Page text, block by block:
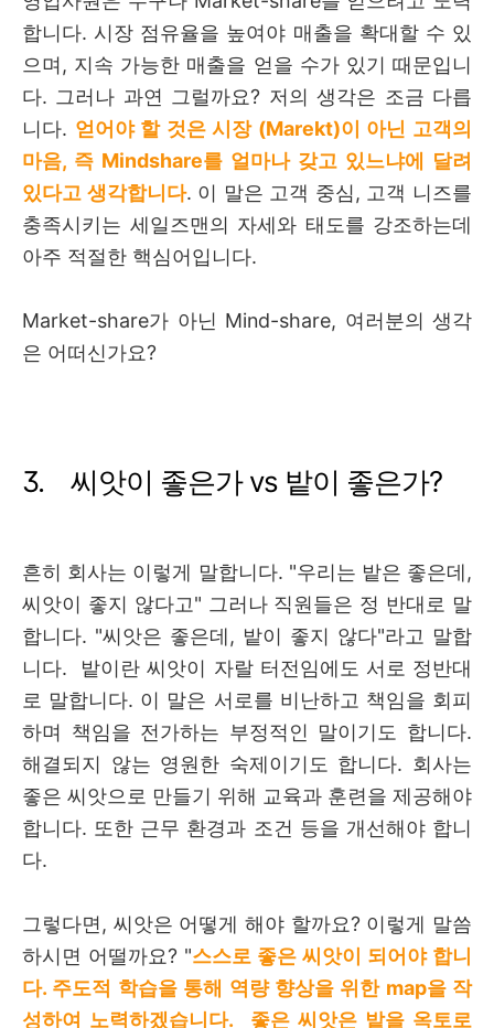
합니다. 시장 점유율을 높여야 매출을 확대할 수 있
으며, 지속 가능한 매출을 얻을 수가 있기 때문입니
다. 그러나 과연 그럴까요? 저의 생각은 조금 다릅
니다. 얻어야 할 것은 시장 (Marekt)이 아닌 고객의
마음, 즉 Mindshare를 얼마나 갖고 있느냐에 달려
있다고 생각합니다. 이 말은 고객 중심, 고객 니즈를
충족시키는 세일즈맨의 자세와 태도를 강조하는데
아주 적절한 핵심어입니다.
Market-share가 아닌 Mind-share, 여러분의 생각
은 어떠신가요?
3. 씨앗이 좋은가vs 밭이 좋은가?
흔히 회사는 이렇게 말합니다. "우리는 밭은 좋은데,
씨앗이 좋지 않다고" 그러나 직원들은 정 반대로 말
합니다. "씨앗은 좋은데, 밭이 좋지 않다"라고 말합
니다. 밭이란 씨앗이 자랄 터전임에도 서로 정반대
로 말합니다. 이 말은 서로를 비난하고 책임을 회피
하며 책임을 전가하는 부정적인 말이기도 합니다.
해결되지 않는 영원한 숙제이기도 합니다. 회사는
좋은 씨앗으로 만들기 위해 교육과 훈련을 제공해야
합니다. 또한 근무 환경과 조건 등을 개선해야 합니
다.
그렇다면, 씨앗은 어떻게 해야 할까요? 이렇게 말씀
하시면 어떨까요? "스스로 좋은 씨앗이 되어야 합니
다. 주도적 학습을 통해 역량 향상을 위한 map을 작
성하여 노력하겠습니다. 좋은 씨앗은 밭을 옥토로